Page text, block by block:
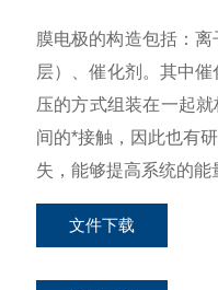
膜电极的构造包括：
层）、催化剂。其中
压的方式组装在一起
间的*接触，因此也有
失，能够提高系统的能
文件下载